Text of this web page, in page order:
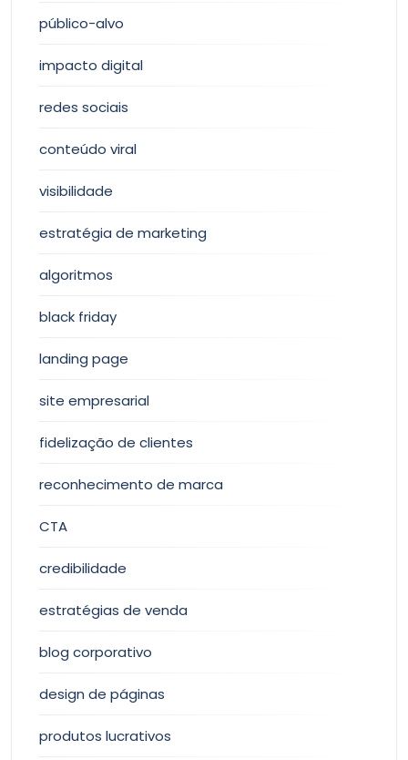
público-alvo
impacto digital
redes sociais
conteúdo viral
visibilidade
estratégia de marketing
algoritmos
black friday
landing page
site empresarial
fidelização de clientes
reconhecimento de marca
CTA
credibilidade
estratégias de venda
blog corporativo
design de páginas
produtos lucrativos